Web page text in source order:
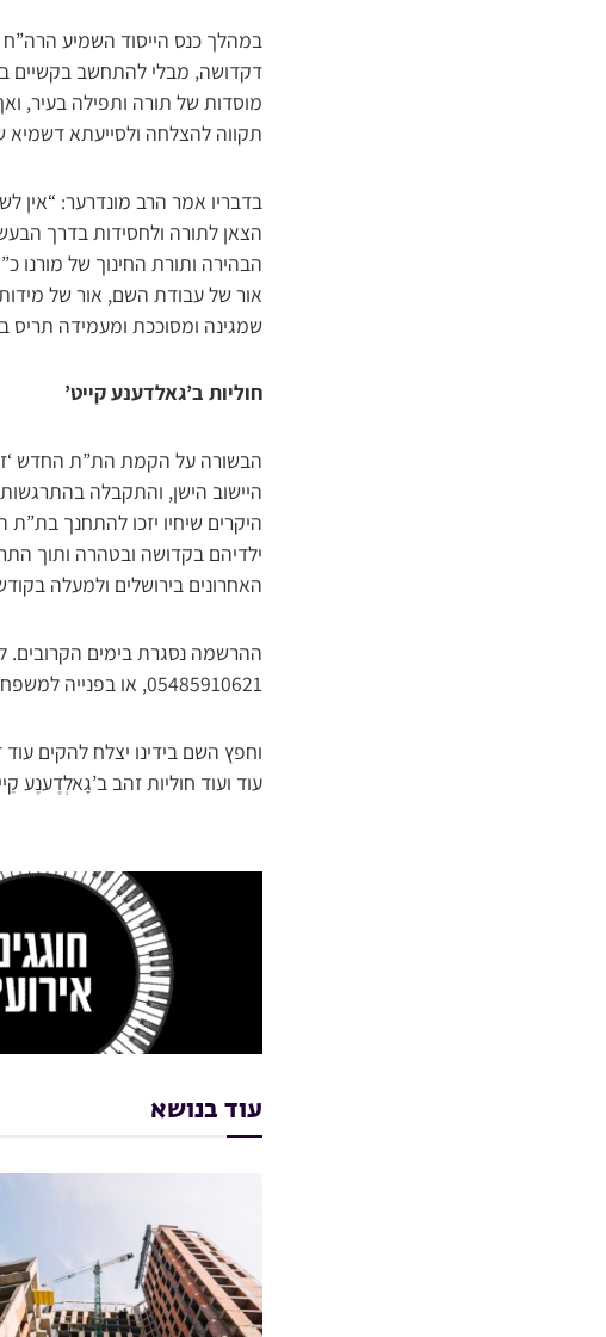
במהלך כנס הייסוד השמיע
דקדושה, מבלי להתחשב בקשיים
מוסדות של תורה ותפילה בעיר,
תקווה להצלחה ולסייעתא דשמיא
בדבריו אמר הרב מונדרער: “אין
הצאן לתורה ולחסידות בדרך
הבהירה ותורת החינוך של
אור של עבודת השם, אור של
שמגינה ומסוככת ומעמידה תריס
חוליות ב’גאלדענע קייט’
הבשורה על הקמת הת”ת החדש
היישוב הישן, והתקבלה
היקרים שיחיו יזכו להתחנך
ילדיהם בקדושה ובטהרה ותוך
האחרונים בירושלים ולמעלה
ההרשמה נסגרת בימים הקרובים.
05485910621, או בפנייה למשפחת רוזנברג, בטלפון 0583222354.
וחפץ השם בידינו יצלח להקים
עוד ועוד חוליות זהב
עוד בנושא